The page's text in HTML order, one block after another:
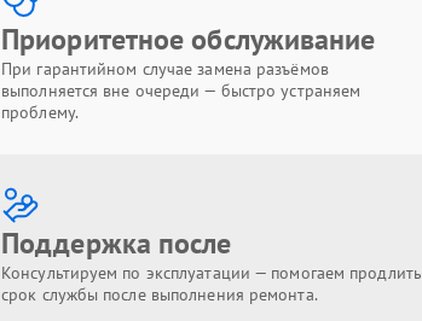
Приоритетное обслуживание
При гарантийном случае замена разъёмов
выполняется вне очереди — быстро устраняем
проблему.
Поддержка после
Консультируем по эксплуатации — помогаем продлить
срок службы после выполнения ремонта.